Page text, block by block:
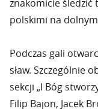
znakomicie śledzić
polskimi na
Podczas gali
sław. Szczególnie
sekcji „I Bóg
Filip Bajon, Jacek